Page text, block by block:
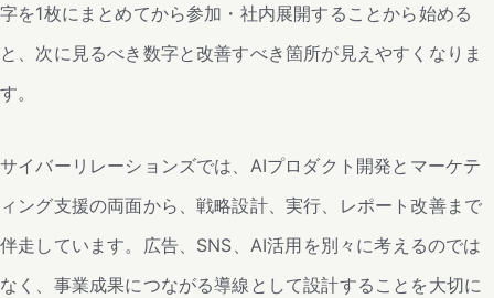
字を1枚にまとめてから参加・社内展開することから始める
と、次に見るべき数字と改善すべき箇所が見えやすくなりま
す。
サイバーリレーションズでは、AIプロダクト開発とマーケテ
ィング支援の両面から、戦略設計、実行、レポート改善まで
伴走しています。広告、SNS、AI活用を別々に考えるのでは
なく、事業成果につながる導線として設計することを大切に